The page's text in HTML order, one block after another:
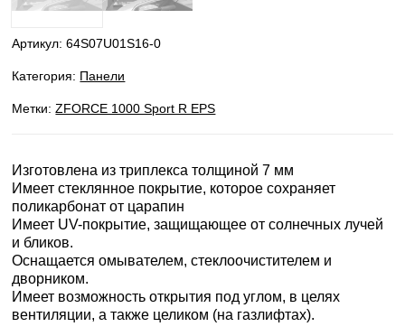
Артикул:64S07U01S16-0
Категория: Панели
Метки:ZFORCE 1000 Sport R EPS
Изготовлена из триплекса толщиной 7 мм
Имеет стеклянное покрытие, которое сохраняет
поликарбонат от царапин
Имеет UV-покрытие, защищающее от солнечных лучей
и бликов.
Оснащается омывателем, стеклоочистителем и
дворником.
Имеет возможность открытия под углом, в целях
вентиляции, а также целиком (на газлифтах).